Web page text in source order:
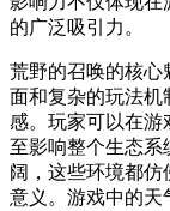
的广泛吸引力。
荒野的召唤的核心
面和复杂的玩法机
感。玩家可以在游
至影响整个生态系
阔，这些环境都仿
意义。游戏中的天